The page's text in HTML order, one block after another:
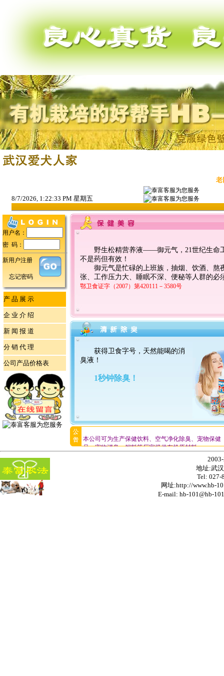
老
8/7/2026, 1:22:33 PM 星期五
用户名：
密 码：
新用户注册
忘记密码
产 品 展 示
企 业 介 绍
新 闻 报 道
分 销 代 理
公司产品价格表
野生松精营养液——御元气，21世纪生命
不是药但有效！
御元气是忙碌的上班族，抽烟、饮酒、熬
张、工作压力大、睡眠不深、便秘等人群的
鄂卫食证字（2007）第420111－3580号
获得卫食字号，天然能喝的消
臭液！
1秒钟除臭！
武汉使用日本有机HB-101栽培蔬菜的吉农田间超市，
原汁原味，令人忆起儿时的味道！保鲜、存放期长！
本公司可为生产保健饮料、空气净化除臭、宠物保健
品、宠物消臭、饲料等厂家提供有机原材料。
我们衷心地向全国用户祝福，恭祝您全家幸福、安
诚招全国各地代理、分销商。
地址:武
Tel:
网址:http://www.hb-
E-mail: hb-101@hb-